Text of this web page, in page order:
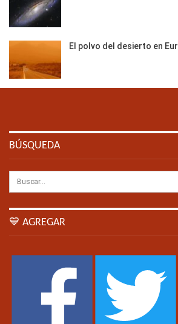
El polvo del desierto en
BÚSQUEDA
💙 AGREGAR